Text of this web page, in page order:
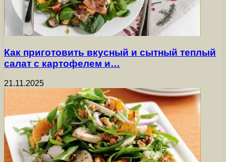
Как приготовить вкусный и сытный теплый
салат с картофелем и…
21.11.2025